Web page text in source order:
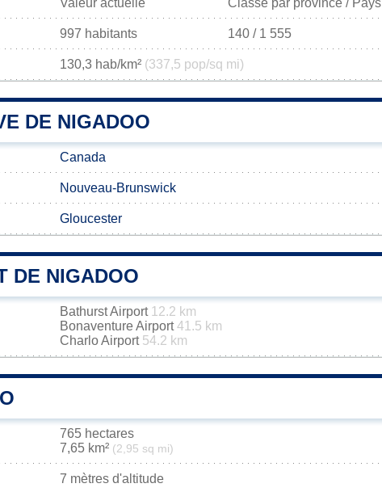
Valeur actuelle Classé par province / Pays
997 habitants 140 / 1 555
130,3 hab/km² (337,5 pop/sq mi)
DE NIGADOO
Canada
Nouveau-Brunswick
Gloucester
DE NIGADOO
Bathurst Airport 12.2 km
Bonaventure Airport41.5 km
Charlo Airport 54.2 km
765 hectares
7,65 km² (2,95 sq mi)
7 mètres d'altitude